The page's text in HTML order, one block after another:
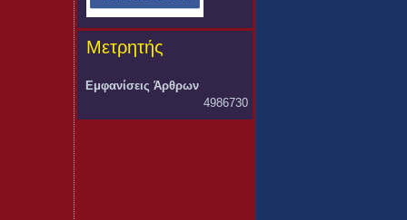
Μετρητής
Εμφανίσεις Άρθρων
4986730